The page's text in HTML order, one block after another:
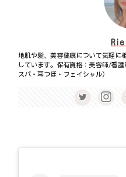
Rie
地肌や髪、美容健康について気軽に
しています。保有資格：美容師/看
スパ・耳つぼ・フェイシャル)